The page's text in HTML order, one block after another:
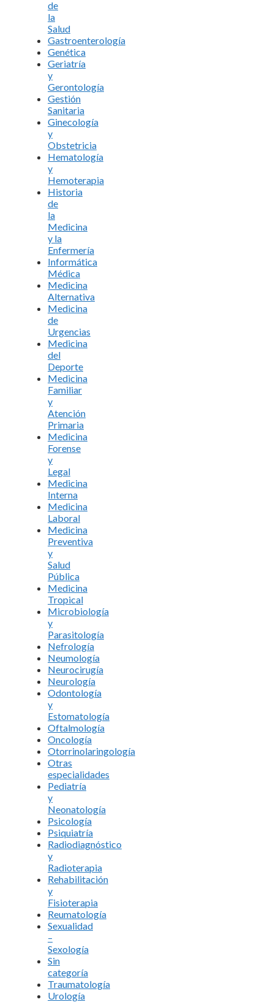
de
la
Salud
Gastroenterología
Genética
Geriatría
y
Gerontología
Gestión
Sanitaria
Ginecología
y
Obstetricia
Hematología
y
Hemoterapia
Historia
de
la
Medicina
y la
Enfermería
Informática
Médica
Medicina
Alternativa
Medicina
de
Urgencias
Medicina
del
Deporte
Medicina
Familiar
y
Atención
Primaria
Medicina
Forense
y
Legal
Medicina
Interna
Medicina
Laboral
Medicina
Preventiva
y
Salud
Pública
Medicina
Tropical
Microbiología
y
Parasitología
Nefrología
Neumología
Neurocirugía
Neurología
Odontología
y
Estomatología
Oftalmología
Oncología
Otorrinolaringología
Otras
especialidades
Pediatría
y
Neonatología
Psicología
Psiquiatría
Radiodiagnóstico
y
Radioterapia
Rehabilitación
y
Fisioterapia
Reumatología
Sexualidad
–
Sexología
Sin
categoría
Traumatología
Urología